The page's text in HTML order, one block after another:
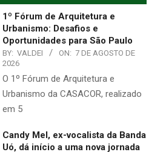
1º Fórum de Arquitetura e
Urbanismo: Desafios e
Oportunidades para São Paulo
BY: VALDEI ON: 7 DE AGOSTO DE
2026
O 1º Fórum de Arquitetura e
Urbanismo da CASACOR, realizado
em 5
Candy Mel, ex-vocalista da Banda
Uó, dá início a uma nova jornada